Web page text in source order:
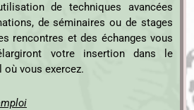
de techniques avancées
de séminaires ou de stages
rencontres et des échanges vous
votre insertion dans le
vous exercez.